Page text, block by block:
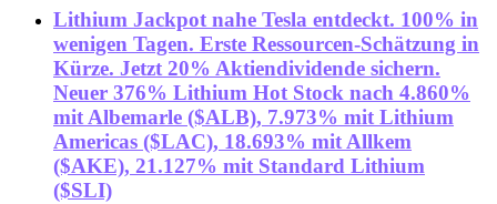
Lithium Jackpot nahe Tesla entdeckt. 100% in
wenigen Tagen. Erste Ressourcen-Schätzung in
Kürze. Jetzt 20% Aktiendividende sichern.
Neuer 376% Lithium Hot Stock nach 4.860%
mit Albemarle ($ALB), 7.973% mit Lithium
Americas ($LAC), 18.693% mit Allkem
($AKE), 21.127% mit Standard Lithium
($SLI)